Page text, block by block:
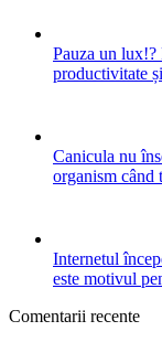
Pauza un
productivitate
Canicula nu
organism când
Internetul
este motivul
Comentarii recente